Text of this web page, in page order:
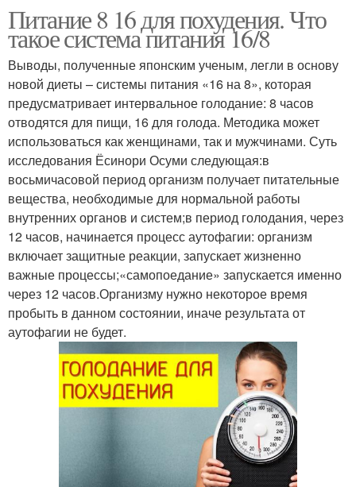
Питание 8 16 для похудения. Что
такое система питания 16/8
Выводы, полученные японским ученым, легли в основу
новой диеты – системы питания «16 на 8», которая
предусматривает интервальное голодание: 8 часов
отводятся для пищи, 16 для голода. Методика может
использоваться как женщинами, так и мужчинами. Суть
исследования Ёсинори Осуми следующая:в
восьмичасовой период организм получает питательные
вещества, необходимые для нормальной работы
внутренних органов и систем;в период голодания, через
12 часов, начинается процесс аутофагии: организм
включает защитные реакции, запускает жизненно
важные процессы;«самопоедание» запускается именно
через 12 часов.Организму нужно некоторое время
пробыть в данном состоянии, иначе результата от
аутофагии не будет.